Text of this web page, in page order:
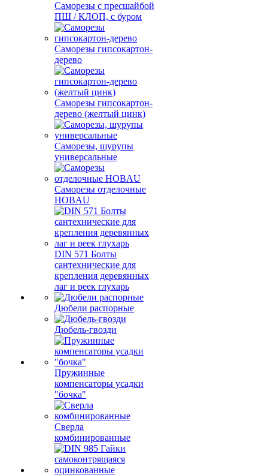
Саморезы с пресшайбой
ПШ / КЛОП, с буром
Саморезы гипсокартон-
дерево
Саморезы гипсокартон-
дерево (желтый цинк)
Саморезы, шурупы
универсальные
Саморезы отделочные
HOBAU
DIN 571 Болты
сантехнические для
крепления деревянных
лаг и реек глухарь
Дюбели распорные
Дюбель-гвозди
Пружинные
компенсаторы усадки
"бочка"
Сверла
комбинированные